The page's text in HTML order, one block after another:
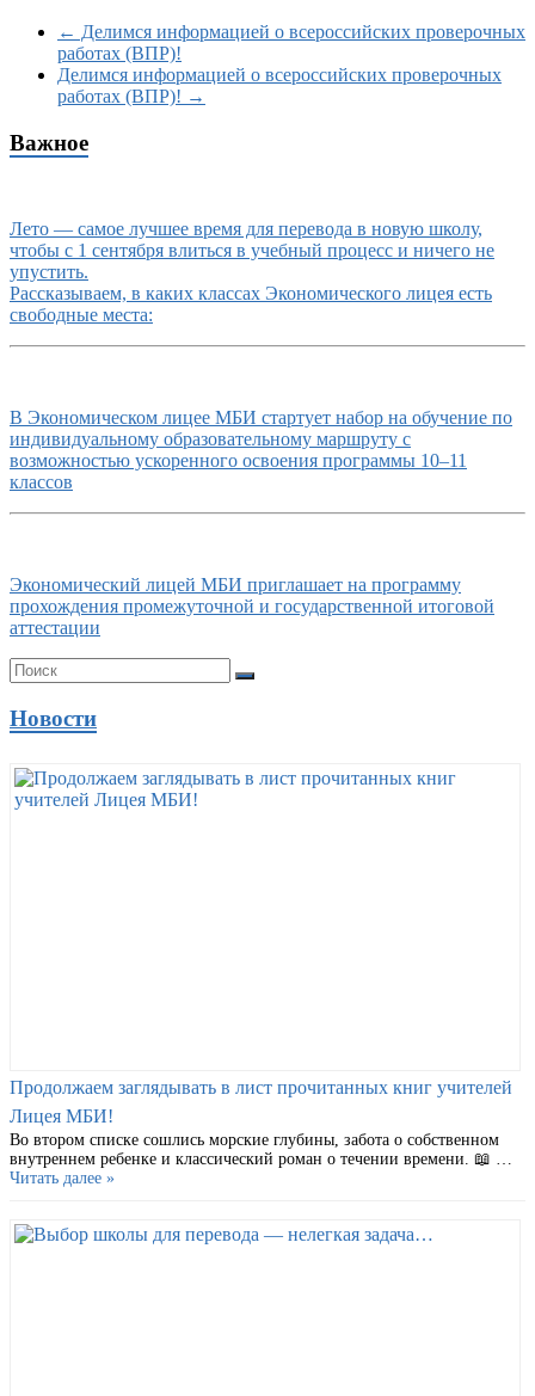
← Делимся информацией о всероссийских проверочных
работах (ВПР)!
Делимся информацией о всероссийских проверочных
работах (ВПР)! →
Важное
Лето — самое лучшее время для перевода в новую школу,
чтобы с 1 сентября влиться в учебный процесс и ничего не
упустить.
Рассказываем, в каких классах Экономического лицея есть
свободные места:
В Экономическом лицее МБИ стартует набор на обучение по
индивидуальному образовательному маршруту с
возможностью ускоренного освоения программы 10–11
классов
Экономический лицей МБИ приглашает на программу
прохождения промежуточной и государственной итоговой
аттестации
Новости
Продолжаем заглядывать в лист прочитанных книг учителей
Лицея МБИ!
Во втором списке сошлись морские глубины, забота о собственном
внутреннем ребенке и классический роман о течении времени. 📖 …
Читать далее »